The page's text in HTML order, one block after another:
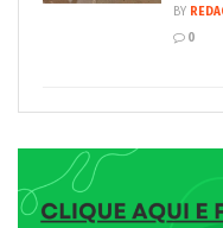
BY
0